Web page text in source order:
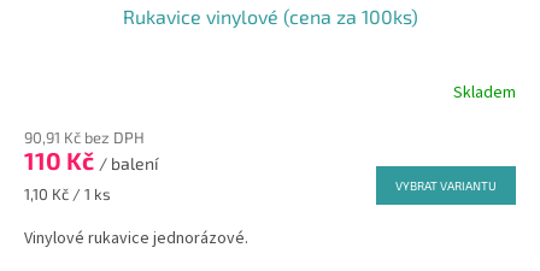
Rukavice vinylové (cena za 100ks)
produktu
je
5,0
5
Skladem
90,91 Kč bez DPH
110 Kč / balení
Měrná
1,10 Kč / 1 ks VYBRAT VARIANTU
Vinylové rukavice jednorázové.